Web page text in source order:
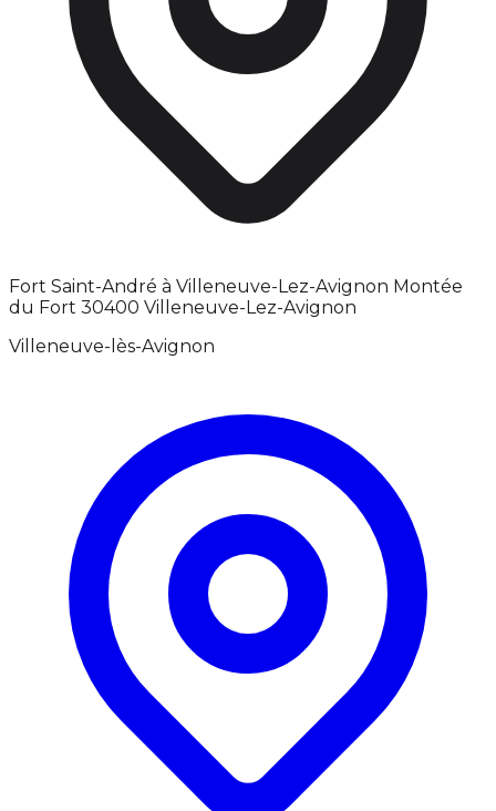
Fort Saint-André à Villeneuve-Lez-Avignon Montée
du Fort 30400 Villeneuve-Lez-Avignon
Villeneuve-lès-Avignon